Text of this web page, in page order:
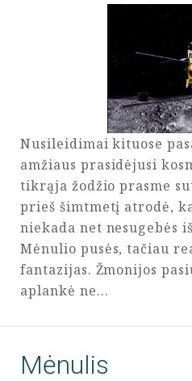
Nusileidimai kituose
amžiaus prasidėjusi
tikrąja žodžio prasme
prieš šimtmetį atrodė,
niekada net nesugebės
Mėnulio pusės, tačiau
fantazijas. Žmonijos
aplankė ne…
Mėnulis